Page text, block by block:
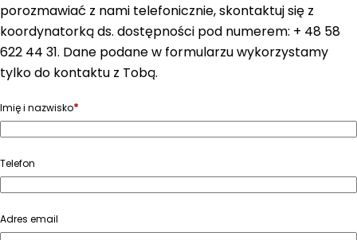
porozmawiać z nami telefonicznie, skontaktuj się z
koordynatorką ds. dostępności pod numerem: + 48 58
622 44 31. Dane podane w formularzu wykorzystamy
tylko do kontaktu z Tobą.
Imię i nazwisko*
Telefon
Adres email